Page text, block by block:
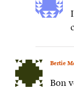
Bertie
Bon